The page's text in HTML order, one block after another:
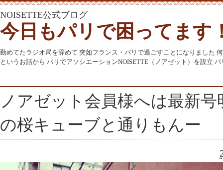
NOISETTE公式ブログ
今日もパリで困ってます
勤めてたラジオ局を辞めて 突如フランス・パリで過ごすことになりました
というお話から パリでアソシエーションNOISETTE（ノアゼット）を設立
ノアゼット会員様へは最新
の桜キューブと通りもんー